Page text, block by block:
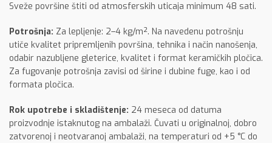
Sveže površine štiti od atmosferskih uticaja minimum 48 sati.
Potrošnja: Za lepljenje: 2–4 kg/m². Na navedenu potrošnju
utiče kvalitet pripremljenih površina, tehnika i način nanošenja,
odabir nazubljene gleterice, kvalitet i format keramičkih pločica.
Za fugovanje potrošnja zavisi od širine i dubine fuge, kao i od
formata pločica.
Rok upotrebe i skladištenje: 24 meseca od datuma
proizvodnje istaknutog na ambalaži. Čuvati u originalnoj, dobro
zatvorenoj i neotvaranoj ambalaži, na temperaturi od +5 °C do